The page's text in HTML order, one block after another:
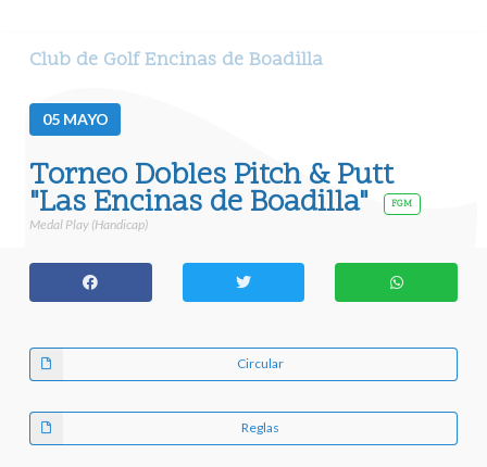
Club de Golf Encinas de Boadilla
05 MAYO
Torneo Dobles Pitch & Putt
"Las Encinas de Boadilla" FGM
Medal Play (Handicap)
Circular
Reglas